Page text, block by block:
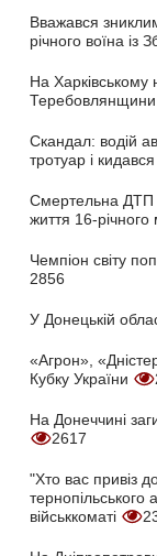
Вважався
річного воїна із
На Харківському
Теребовлянщини
Скандал: водій
тротуар і
Смертельна ДТП
життя 16-річного
Чемпіон світу
2856
У Донецькій
«Агрон»,
Кубку України
На Донеччині
2617
"Хто вас привіз
тернопільського
військкоматі